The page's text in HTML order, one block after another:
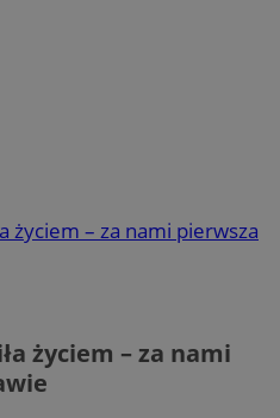
życiem – za nami pierwsza
życiem – za nami